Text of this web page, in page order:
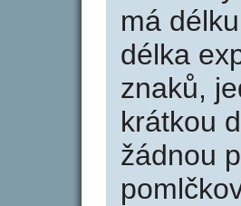
má
délka
znaků,
krátkou
žádnou